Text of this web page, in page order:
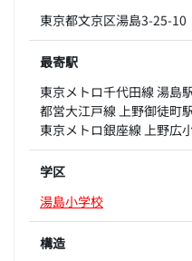
東京都文京区湯島3-25-10
最寄駅
東京メトロ千代田線 湯島
都営大江戸線 上野御徒町
東京メトロ銀座線 上野広
学区
湯島小学校
構造